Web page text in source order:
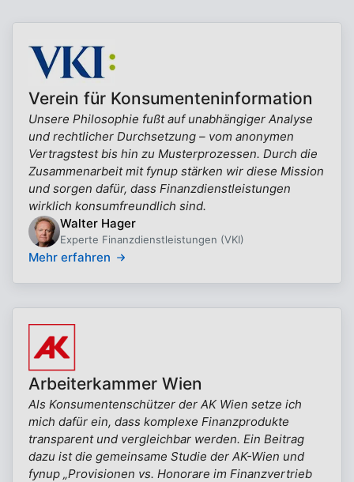
Verein für Konsumenteninformation
Unsere Philosophie fußt auf unabhängiger Analyse
und rechtlicher Durchsetzung – vom anonymen
Vertragstest bis hin zu Musterprozessen. Durch die
Zusammenarbeit mit fynup stärken wir diese Mission
und sorgen dafür, dass Finanzdienstleistungen
wirklich konsumfreundlich sind.
Walter Hager
Experte Finanzdienstleistungen (VKI)
Mehr erfahren
Arbeiterkammer Wien
Als Konsumentenschützer der AK Wien setze ich
mich dafür ein, dass komplexe Finanzprodukte
transparent und vergleichbar werden. Ein Beitrag
dazu ist die gemeinsame Studie der AK-Wien und
fynup „Provisionen vs. Honorare im Finanzvertrieb